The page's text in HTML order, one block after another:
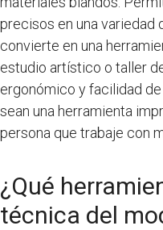
precisos en una variedad
convierte en una
estudio artístico o taller
ergonómico y facilidad
sean una herramienta
persona que trabaje con
¿Qué
técnica del